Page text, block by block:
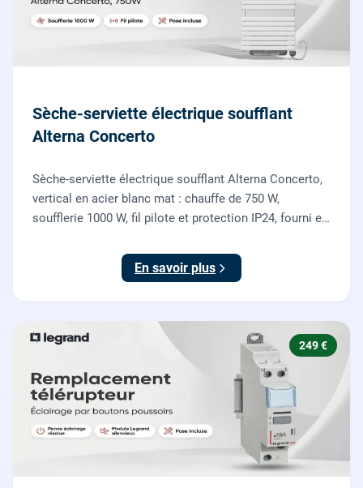
Sèche-serviette électrique soufflant
Alterna Concerto
Sèche-serviette électrique soufflant Alterna Concerto,
vertical en acier blanc mat : chauffe de 750 W,
soufflerie 1000 W, fil pilote et protection IP24, fourni et
En savoir plus
249 €